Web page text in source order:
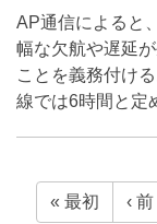
AP通信によると
幅な欠航や遅延
ことを義務付け
線では6時間と定
« 最初 ‹ 前